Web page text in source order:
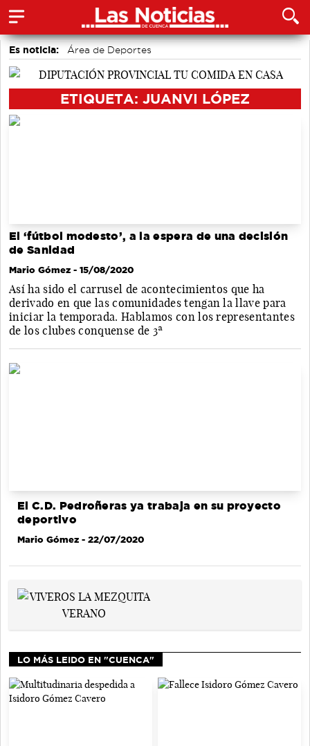
Es noticia:
Área de Deportes
Actividades culturales en Cuenca
BádmintonETIQUETA: JUANVI LÓPEZ
El ‘fútbol modesto’, a la espera de una decisión
de Sanidad
Mario Gómez - 15/08/2020
Así ha sido el carrusel de acontecimientos que ha
derivado en que las comunidades tengan la llave para
iniciar la temporada. Hablamos con los representantes
de los clubes conquense de 3ª
El C.D. Pedroñeras ya trabaja en su proyecto
deportivo
Mario Gómez - 22/07/2020
LO MÁS LEIDO EN "CUENCA"